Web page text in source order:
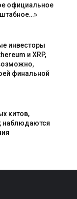
официальное
инвесторы
и XRP,
финальной
китов,
наблюдаются